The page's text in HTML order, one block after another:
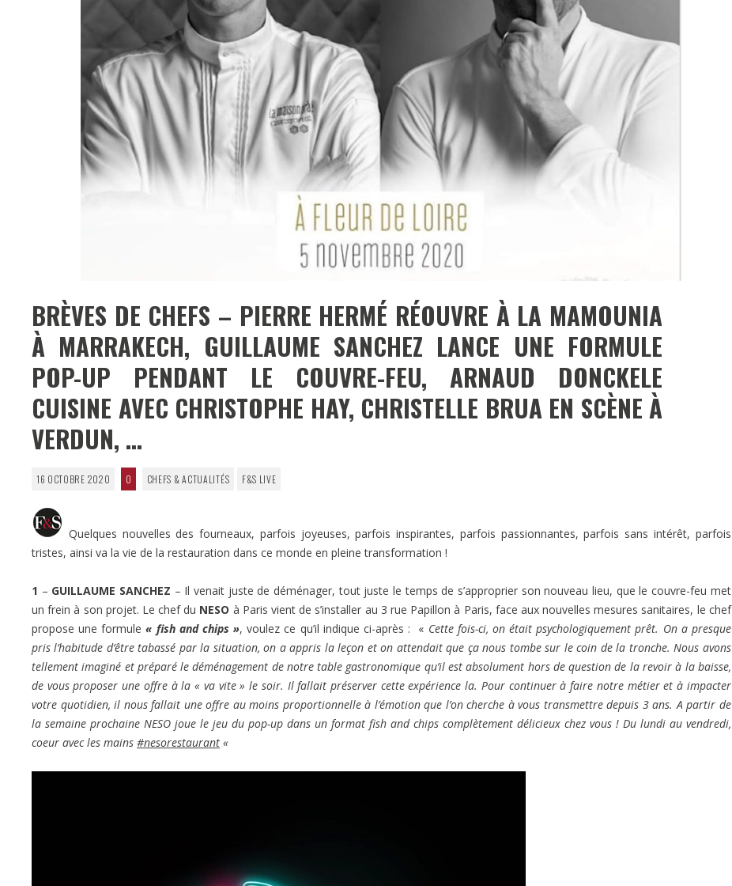
BRÈVES DE CHEFS – PIERRE HERMÉ RÉOUVRE À LA MAMOUNIA
À MARRAKECH, GUILLAUME SANCHEZ LANCE UNE FORMULE
POP-UP PENDANT LE COUVRE-FEU, ARNAUD DONCKELE
CUISINE AVEC CHRISTOPHE HAY, CHRISTELLE BRUA EN SCÈNE À
VERDUN, …
16 OCTOBRE 2020 0 CHEFS & ACTUALITÉS F&S LIVE
Quelques nouvelles des fourneaux, parfois joyeuses, parfois inspirantes, parfois passionnantes, parfois sans intérêt, parfois
tristes, ainsi va la vie de la restauration dans ce monde en pleine transformation !
1 – GUILLAUME SANCHEZ – Il venait juste de déménager, tout juste le temps de s’approprier son nouveau lieu, que le couvre-feu met
un frein à son projet. Le chef du NESO à Paris vient de s’installer au 3 rue Papillon à Paris, face aux nouvelles mesures sanitaires, le chef
propose une formule« fish and chips », voulez ce qu’il indique ci-après : « Cette fois-ci, on était psychologiquement prêt. On a presque
pris l’habitude d’être tabassé par la situation, on a appris la leçon et on attendait que ça nous tombe sur le coin de la tronche. Nous avons
tellement imaginé et préparé le déménagement de notre table gastronomique qu’il est absolument hors de question de la revoir à la baisse,
de vous proposer une offre à la « va vite » le soir. Il fallait préserver cette expérience la. Pour continuer à faire notre métier et à impacter
votre quotidien, il nous fallait une offre au moins proportionnelle à l’émotion que l’on cherche à vous transmettre depuis 3 ans. A partir de
la semaine prochaine NESO joue le jeu du pop-up dans un format fish and chips complètement délicieux chez vous ! Du lundi au vendredi,
coeur avec les mains #nesorestaurant «